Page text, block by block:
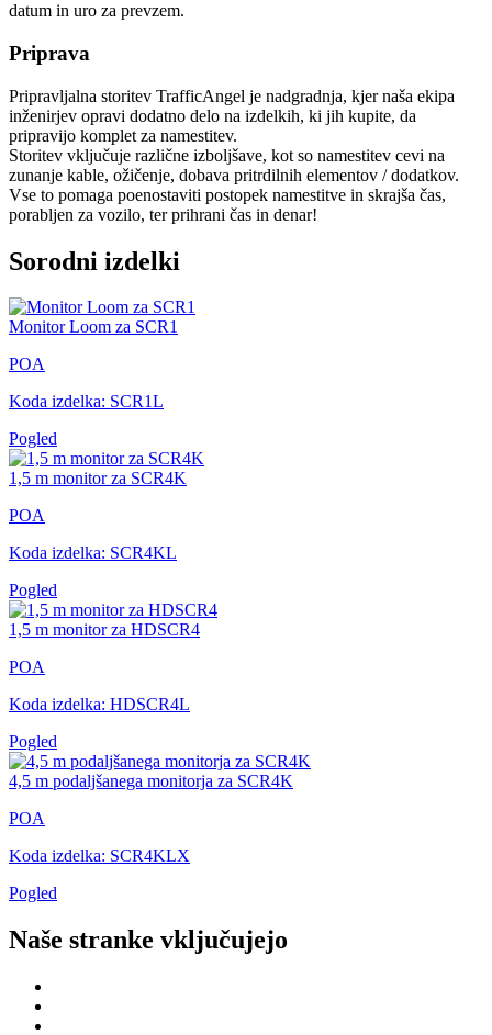
datum in uro za prevzem.
Priprava
Pripravljalna storitev TrafficAngel je nadgradnja, kjer naša ekipa
inženirjev opravi dodatno delo na izdelkih, ki jih kupite, da
pripravijo komplet za namestitev.
Storitev vključuje različne izboljšave, kot so namestitev cevi na
zunanje kable, ožičenje, dobava pritrdilnih elementov / dodatkov.
Vse to pomaga poenostaviti postopek namestitve in skrajša čas,
porabljen za vozilo, ter prihrani čas in denar!
Sorodni izdelki
Monitor Loom za SCR1
POA
Koda izdelka: SCR1L
Pogled
1,5 m monitor za SCR4K
POA
Koda izdelka: SCR4KL
Pogled
1,5 m monitor za HDSCR4
POA
Koda izdelka: HDSCR4L
Pogled
4,5 m podaljšanega monitorja za SCR4K
POA
Koda izdelka: SCR4KLX
Pogled
Naše stranke vključujejo